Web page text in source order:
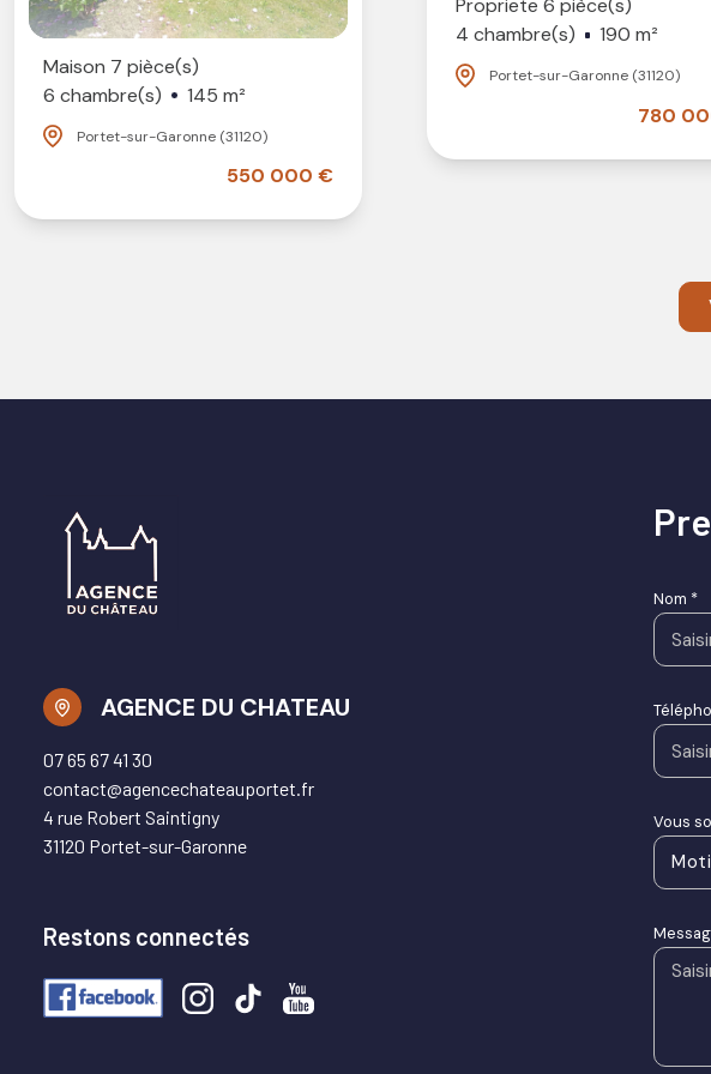
Nous vous offrons ainsi uneprise en charge complètede votre projet,
pour un gain de temps et une tranquillité d’esprit.
Une agence en veille permanente sur les évolutions du
secteur
formons régulièrement et participons aux
Maison 7 pièce(s)
6 chambre(s)
145 m²
Portet-sur-Garonne (31120)
550 000 €
Propriete 6 pièce(s)
4 chambre(s)
190 m²
Portet-sur-Garonne (31120)
780
Nom *
Vous
AGENCE DU CHATEAU
07 65 67 41 30
contact@agencechateauportet.fr
4 rue Robert Saintigny
31120 Portet-sur-Garonne
Restons connectés